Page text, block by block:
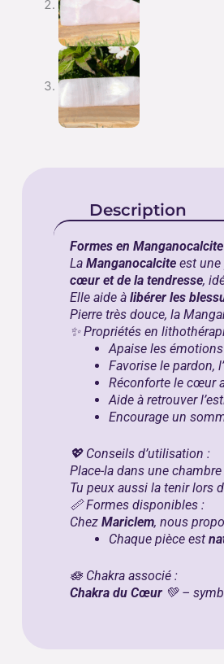
Description
Formes en
La Manganocalciteest une
cœur et de la tendresse,
Elle aide à libérer les
Pierre très douce, la
✨ Propriétés en
Apaise les
Favorise le pardon,
Réconforte le cœur
Aide à retrouver
Encourage un
💖 Conseils d’utilisation :
Place-la dans une
Tu peux aussi la tenir lors
📏 Formes disponibles :
Chez Mariclem, nous
Chaque pièce est
🪷 Chakra associé :
Chakra du Cœur 💚 –